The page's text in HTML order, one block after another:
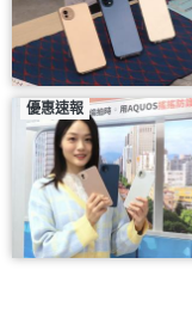
優惠速報